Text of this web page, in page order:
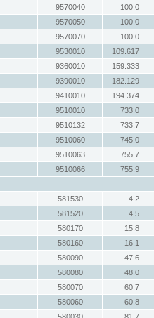
9570040
100.0
9570050
100.0
9570070
100.0
9530010
109.617
9360010
159.333
9390010
182.129
9410010
194.374
9510010
733.0
9510132
733.7
9510060
745.0
9510063
755.7
9510066
755.9
581530
4.2
581520
4.5
580170
15.8
580160
16.1
580090
47.6
580080
48.0
580070
60.7
580060
60.8